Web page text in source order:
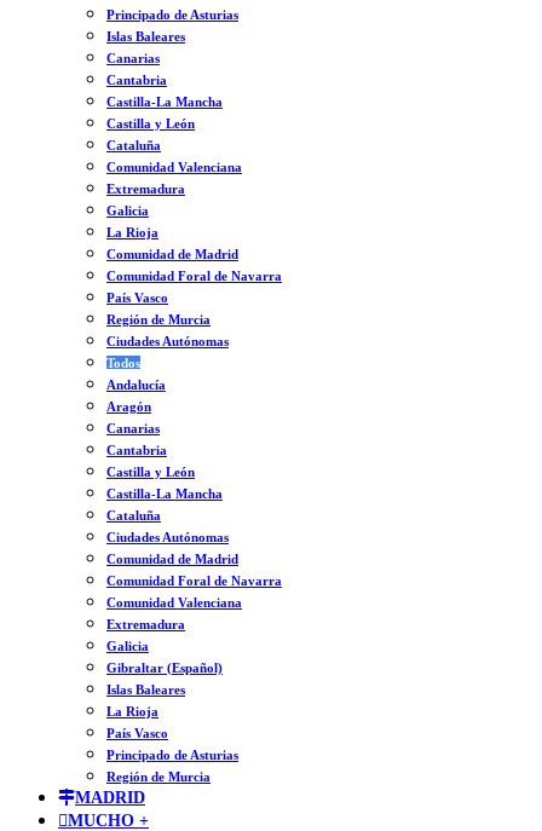
Principado de Asturias
Islas Baleares
Canarias
Cantabria
Castilla-La Mancha
Castilla y León
Cataluña
Comunidad Valenciana
Extremadura
Galicia
La Rioja
Comunidad de Madrid
Comunidad Foral de Navarra
País Vasco
Región de Murcia
Ciudades Autónomas
Todos
Andalucía
Aragón
Canarias
Cantabria
Castilla y León
Castilla-La Mancha
Cataluña
Ciudades Autónomas
Comunidad de Madrid
Comunidad Foral de Navarra
Comunidad Valenciana
Extremadura
Galicia
Gibraltar (Español)
Islas Baleares
La Rioja
País Vasco
Principado de Asturias
Región de Murcia
MADRID
MUCHO +